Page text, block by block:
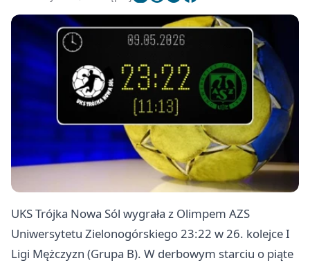
UKS Trójka Nowa Sól wygrała z Olimpem AZS
Uniwersytetu Zielonogórskiego 23:22 w 26. kolejce I
Ligi Mężczyzn (Grupa B). W derbowym starciu o piąte